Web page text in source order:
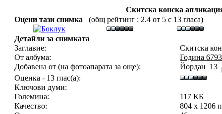
Скитска конска
Оцени тази снимка
(общ рейтинг : 2.4 от 5 с 13 гласа)
Детайли за снимката
Заглавие:
Скитска
От албума:
Година
Добавена от (на фотоапарата за още):
Йордан_13
Оценка - 13 глас(а):
Ключови думи:
Големина:
117 КБ
Качество:
804 x 1206